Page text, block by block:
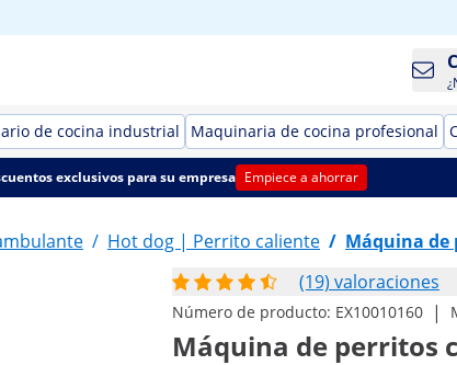
de cocina industrial Maquinaria de cocina profesional
exclusivos para su empresa Empiece a ahorrar
/ Hot dog | Perrito caliente / Máquina de
(19) valoraciones
Número de producto: EX10010160 |
Máquina de perritos